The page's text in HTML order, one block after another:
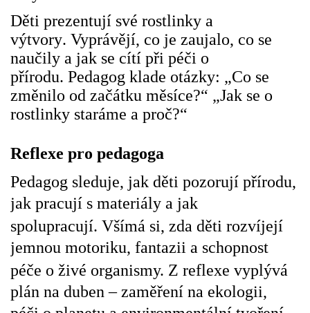
HALLOWEEN
DUŠIČKY
SVATÝ MARTIN
SVATÁ KATEŘINA 25.LISTOPADU
SVATÁ BARBORA 4.12.
MIKULÁŠ, ČERTI
MASOPUST
Děti prezentují své rostlinky a
výtvory. Vyprávějí, co je zaujalo, co se
naučily a jak se cítí při péči o
přírodu. Pedagog klade otázky: „Co se
změnilo od začátku měsíce?“ „Jak se o
rostlinky staráme a proč?“
Reflexe pro pedagoga
Pedagog sleduje, jak děti pozorují přírodu,
jak pracují s materiály a jak
spolupracují. Všímá si, zda děti rozvíjejí
jemnou motoriku, fantazii a schopnost
péče o živé organismy. Z reflexe vyplývá
plán na duben – zaměření na ekologii,